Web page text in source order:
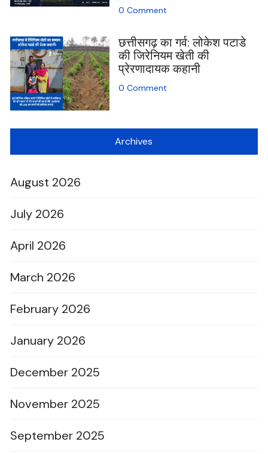
0 Comment
छत्तीसगढ़ का गर्व: लोकेश पटाडे
की जिरेनियम खेती की
प्रेरणादायक कहानी
0 Comment
Archives
August 2026
July 2026
April 2026
March 2026
February 2026
January 2026
December 2025
November 2025
September 2025